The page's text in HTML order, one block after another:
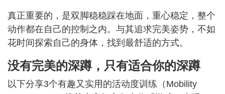
真正重要的，是双脚稳稳踩在地面，重心稳定，整个
动作都在自己的控制之内。与其追求完美姿势，不如
花时间探索自己的身体，找到最舒适的方式。
没有完美的深蹲，只有适合你的深蹲
以下分享3个有趣又实用的活动度训练（Mobility